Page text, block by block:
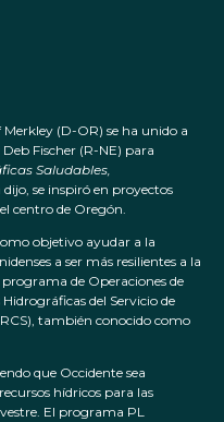
Merkley (D-OR) se ha unido a
Fischer (R-NE) para
Saludables,
dijo, se inspiró en proyectos
centro de Oregón.
objetivo ayudar a la
a ser más resilientes a la
de Operaciones de
del Servicio de
también conocido como
que Occidente sea
hídricos para las
El programa PL